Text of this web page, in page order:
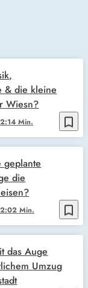
bookmark_border
Min.
& die kleine
Wiesn?
bookmark_border
Min.
geplante
die
das Auge
Umzug